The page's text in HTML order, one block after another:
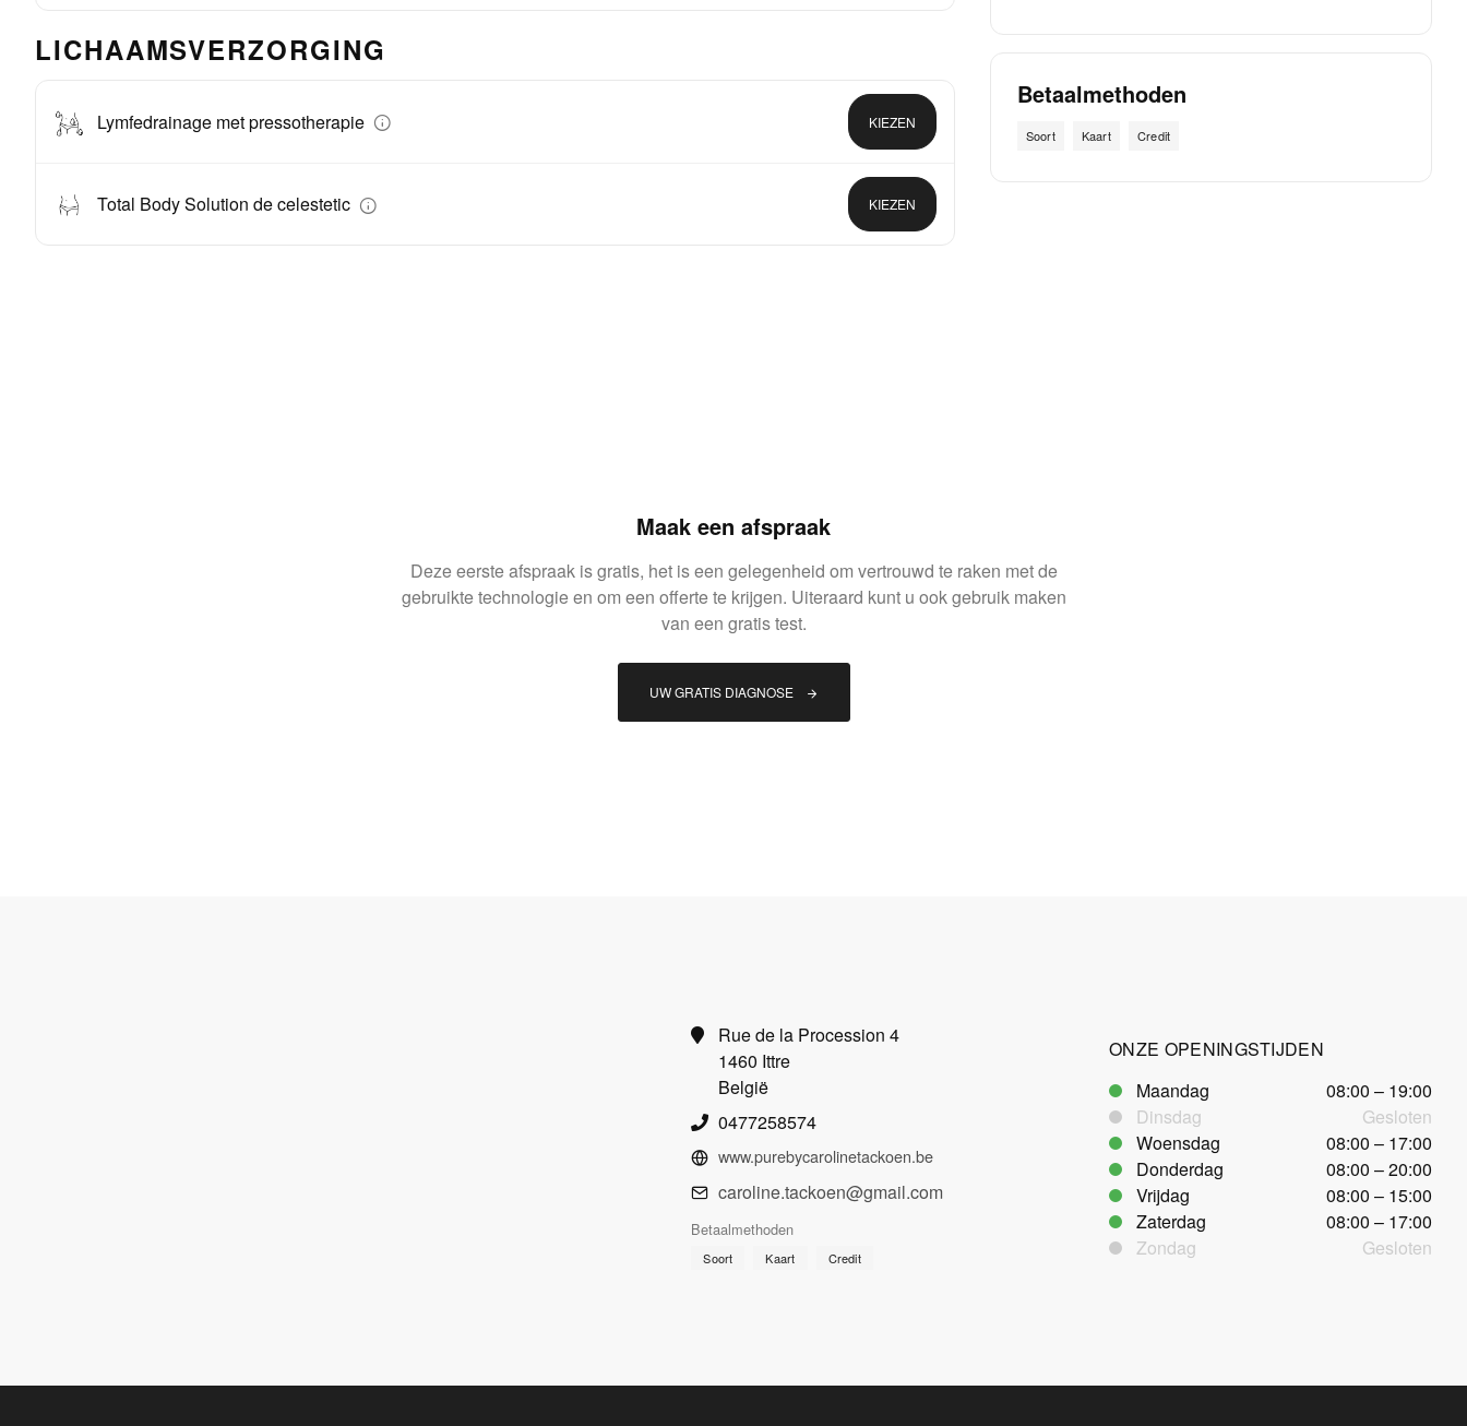
LICHAAMSVERZORGING
Lymfedrainage met pressotherapie KIEZEN
Total Body Solution de celestetic KIEZEN
Betaalmethoden
Soort Kaart Credit
Maak een afspraak
Deze eerste afspraak is gratis, het is een gelegenheid om vertrouwd te raken met de
gebruikte technologie en om een offerte te krijgen. Uiteraard kunt u ook gebruik maken
van een gratis test.
UW GRATIS DIAGNOSE
Rue de la Procession 4
1460 Ittre
België
0477258574
www.purebycarolinetackoen.be
caroline.tackoen@gmail.com
Betaalmethoden
Soort Kaart Credit
ONZE OPENINGSTIJDEN
Maandag
08:00 – 19:00
Dinsdag
Gesloten
Woensdag
08:00 – 17:00
Donderdag
08:00 – 20:00
Vrijdag
08:00 – 15:00
Zaterdag
08:00 – 17:00
Zondag
Gesloten